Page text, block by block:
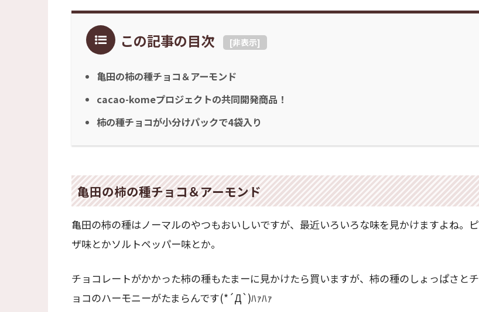
この記事の目次 [非表示]
亀田の柿の種チョコ＆アーモンド
cacao-komeプロジェクトの共同開発商品！
柿の種チョコが小分けパックで4袋入り
亀田の柿の種チョコ＆アーモンド
亀田の柿の種はノーマルのやつもおいしいですが、最近いろいろな味を見かけますよね。ピ
ザ味とかソルトペッパー味とか。
チョコレートがかかった柿の種もたまーに見かけたら買いますが、柿の種のしょっぱさとチ
ョコのハーモニーがたまらんです(*´Д`)ﾊｧﾊｧ